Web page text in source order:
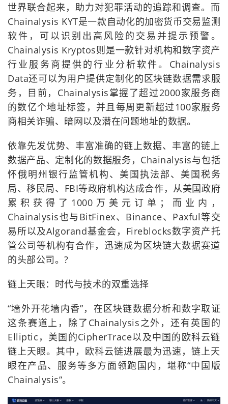
世界联合起来，助力对犯罪活动的追踪和调查。而
Chainalysis KYT是一款自动化的加密货币交易监测
软件，可以识别出高风险的交易并提示预警。
Chainalysis Kryptos则是一款针对机构和数字资产
行业服务商提供的行业分析软件。Chainalysis
Data还可以为用户提供定制化的区块链数据需求服
务，目前，Chainalysis掌握了超过2000家服务商
的数亿个地址标签，并且每周更新超过100家服务
商相关诈骗、暗网以及潜在问题地址的数据。
依靠先发优势、丰富准确的链上数据、丰富的链上
数据产品、定制化的数据服务，Chainalysis与包括
怀俄明州银行监管机构、美国执法部、美国税务
局、移民局、FBI等政府机构达成合作，从美国政府
累积获得了1000万美元订单；而业内，
Chainalysis也与BitFinex、Binance、Paxful等交
易所以及Algorand基金会，Fireblocks数字资产托
管公司等机构有合作，迅速成为区块链大数据赛道
的头部公司。?
链上天眼：时代与技术的双重选择
“墙外开花墙内香”，在区块链数据分析和数字取证
这条赛道上，除了Chainalysis之外，还有英国的
Elliptic，美国的CipherTrace以及中国的欧科云链
链上天眼。其中，欧科云链进展最为迅速，链上天
眼在产品、服务等多方面领跑国内，堪称“中国版
Chainalysis”。